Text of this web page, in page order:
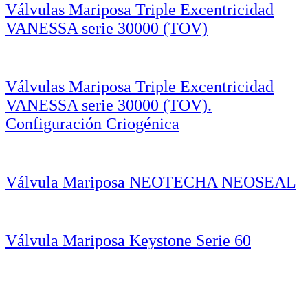
Válvulas Mariposa Triple Excentricidad
VANESSA serie 30000 (TOV)
Válvulas Mariposa Triple Excentricidad
VANESSA serie 30000 (TOV).
Configuración Criogénica
Válvula Mariposa NEOTECHA NEOSEAL
Válvula Mariposa Keystone Serie 60